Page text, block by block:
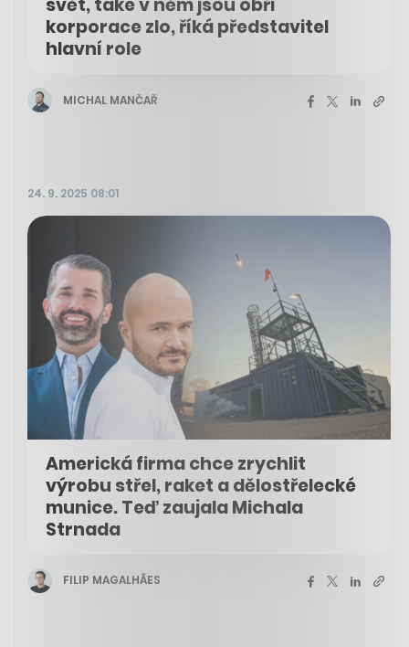
svět, také v něm jsou obří
korporace zlo, říká představitel
hlavní role
MICHAL MANČAŘ
24. 9. 2025 08:01
Americká firma chce zrychlit
výrobu střel, raket a dělostřelecké
munice. Teď zaujala Michala
Strnada
FILIP MAGALHÃES